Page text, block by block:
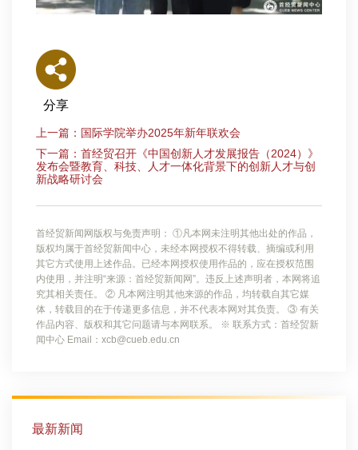
分享
上一篇：国际学院举办2025年新年联欢会
下一篇：首经贸召开《中国创新人才发展报告（2024）》
发布会暨教育、科技、人才一体化背景下的创新人才与创
新战略研讨会
首经贸新闻网版权与免责声明： ①凡本网未注明其他出处的作品，
版权均属于首经贸新闻中心，未经本网授权不得转载、摘编或利用
其它方式使用上述作品。已经本网授权使用作品的，应在授权范围
内使用，并注明“来源：首经贸新闻网”。违反上述声明者，本网将追
究其相关责任。 ② 凡本网注明其他来源的作品，均转载自其它媒
体，转载目的在于传递更多信息，并不代表本网对其负责。 ③ 有关
作品内容、版权和其它问题请与本网联系。 ※ 联系方式：首经贸新
闻中心 Email：xcb@cueb.edu.cn
最新新闻